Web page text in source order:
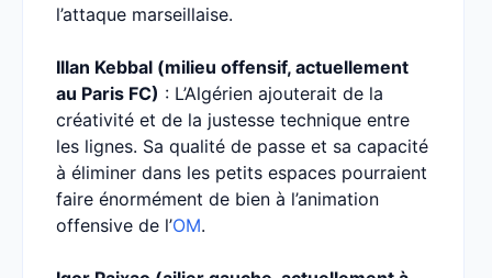
l’attaque marseillaise.
Illan Kebbal (milieu offensif, actuellement
au Paris FC) : L’Algérien ajouterait de la
créativité et de la justesse technique entre
les lignes. Sa qualité de passe et sa capacité
à éliminer dans les petits espaces pourraient
faire énormément de bien à l’animation
offensive de l’OM.